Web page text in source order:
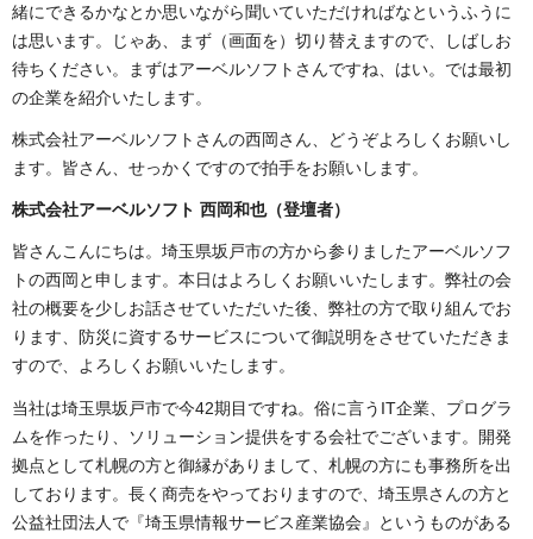
緒にできるかなとか思いながら聞いていただければなというふうに
は思います。じゃあ、まず（画面を）切り替えますので、しばしお
待ちください。まずはアーベルソフトさんですね、はい。では最初
の企業を紹介いたします。
株式会社アーベルソフトさんの西岡さん、どうぞよろしくお願いし
ます。皆さん、せっかくですので拍手をお願いします。
株式会社アーベルソフト 西岡和也（登壇者）
皆さんこんにちは。埼玉県坂戸市の方から参りましたアーベルソフ
トの西岡と申します。本日はよろしくお願いいたします。弊社の会
社の概要を少しお話させていただいた後、弊社の方で取り組んでお
ります、防災に資するサービスについて御説明をさせていただきま
すので、よろしくお願いいたします。
当社は埼玉県坂戸市で今42期目ですね。俗に言うIT企業、プログラ
ムを作ったり、ソリューション提供をする会社でございます。開発
拠点として札幌の方と御縁がありまして、札幌の方にも事務所を出
しております。長く商売をやっておりますので、埼玉県さんの方と
公益社団法人で『埼玉県情報サービス産業協会』というものがある